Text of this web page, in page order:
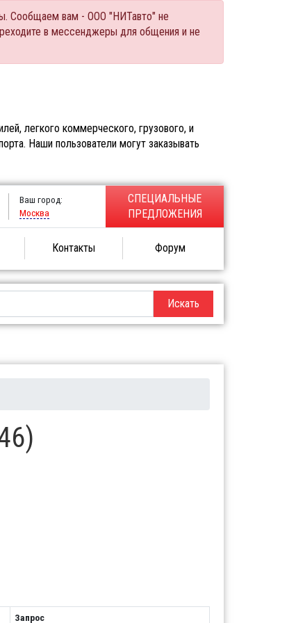
Сообщаем вам - ООО "НИТавто" не
в мессенджеры для общения и не
легкого коммерческого, грузового, и
Наши пользователи могут заказывать
Ваш город:
Москва
СПЕЦИАЛЬНЫЕ
ПРЕДЛОЖЕНИЯ
Контакты Форум
Искать
Запрос